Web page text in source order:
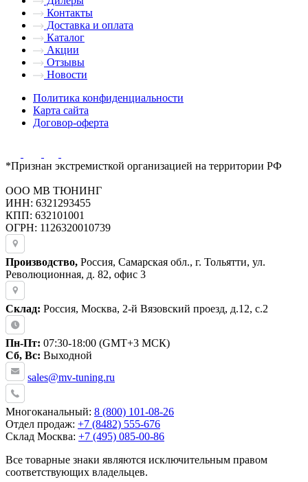
Контакты
Доставка и оплата
Каталог
Акции
Отзывы
Новости
Политика конфиденциальности
Карта сайта
Договор-оферта
*Признан экстремисткой организацией на территории РФ
ООО МВ ТЮНИНГ
ИНН: 6321293455
КПП: 632101001
ОГРН: 1126320010739
Производство, Россия, Самарская обл., г. Тольятти, ул.
Революционная, д. 82, офис 3
Склад: Россия, Москва, 2-й Вязовский проезд, д.12, с.2
Пн-Пт: 07:30-18:00 (GMT+3 МСК)
Сб, Вс: Выходной
sales@mv-tuning.ru
Многоканальный: 8 (800) 101-08-26
Отдел продаж: +7 (8482) 555-676
Склад Москва: +7 (495) 085-00-86
Все товарные знаки являются исключительным правом
соответствующих владельцев.